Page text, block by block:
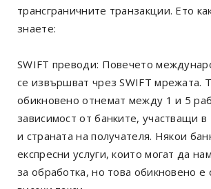
трансграничните транзакции. Ето
знаете:
SWIFT преводи: Повечето
се извършват чрез SWIFT мрежата.
обикновено отнемат между 1 и 5
зависимост от банките, участващи в
и страната на получателя. Някои
експресни услуги, които могат да
за обработка, но това обикновено е